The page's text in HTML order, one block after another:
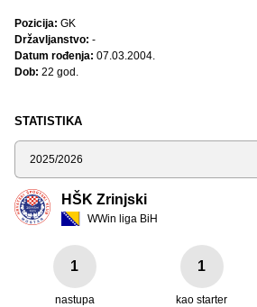
STATISTIKA
Sezona
HŠK Zrinjski
WWin liga BiH
1
nastupa
1
kao starter
Pozicija: GK
Državljanstvo: -
Datum rođenja: 07.03.2004.
Dob: 22 god.